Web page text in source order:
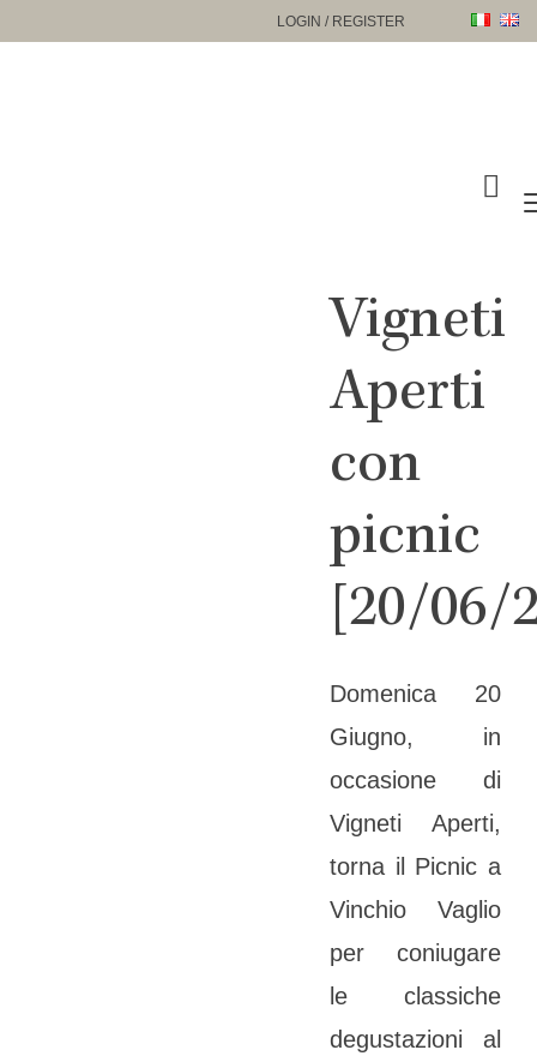
to
LOGIN / REGISTER
Vigneti
Aperti
con
picnic
[20/06/
Domenica 20
Giugno, in
occasione di
Vigneti Aperti,
torna il Picnic a
Vinchio Vaglio
per coniugare
le classiche
degustazioni al